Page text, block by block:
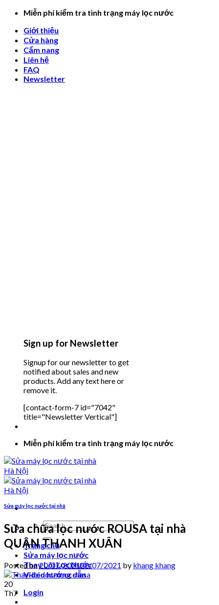
Skip
content
Miễn phí kiểm tra tình trạng máy lọc nước
Giới thiệu
Cửa hàng
Cẩm nang
Liên hệ
FAQ
Newsletter
Sign up for Newsletter
Signup for our newsletter to get
notified about sales and new
products. Add any text here or
remove it.
[contact-form-7 id="7042"
title="Newsletter Vertical"]
Miễn phí kiểm tra tình trạng máy lọc nước
Search
for:
Trang chủ
Sửa máy lọc nước
Thay Lõi Lọc Nước
Video hướng dẫn
Login
Sửa máy lọc nước tại nhà
Sửa chữa lọc nước ROUSA tại nhà
QUẬN THANH XUÂN
Posted on20/07/202120/07/2021 by khang khang
20
Th7